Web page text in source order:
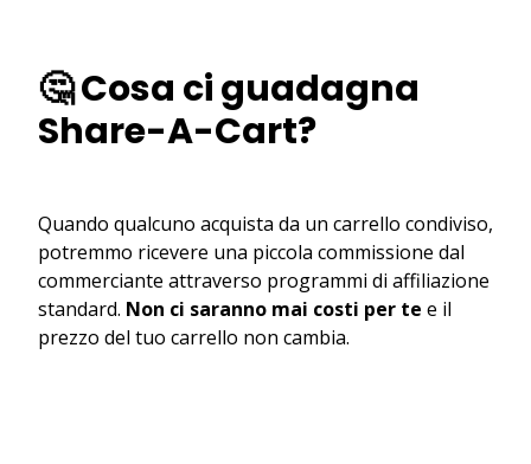
🤔 Cosa ci guadagna
Share-A-Cart?
Quando qualcuno acquista da un carrello condiviso,
potremmo ricevere una piccola commissione dal
commerciante attraverso programmi di affiliazione
standard. Non ci saranno mai costi per te e il
prezzo del tuo carrello non cambia.